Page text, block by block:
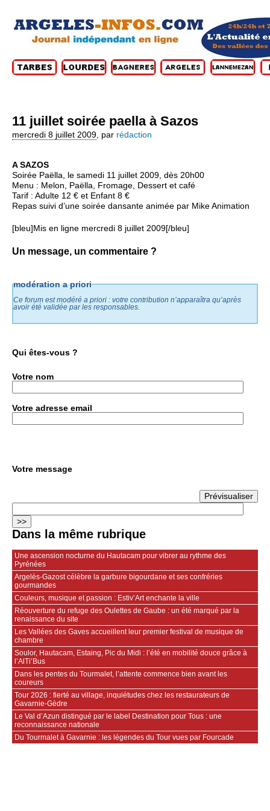
11 juillet soirée paella à Sazos
mercredi 8 juillet 2009 par rédaction
A SAZOS
Soirée Paëlla, le samedi 11 juillet 2009, dès 20h00
Menu : Melon, Paëlla, Fromage, Dessert et café
Tarif : Adulte 12 € et Enfant 8 €
Repas suivi d’une soirée dansante animée par Mike Animation
[bleu]Mis en ligne mercredi 8 juillet 2009[/bleu]
Un message, un commentaire ?
modération a priori
Ce forum est modéré a priori : votre contribution n’apparaîtra qu’après
avoir été validée par les responsables.
Qui êtes-vous ?
Votre nom
Votre adresse email
Votre message
Dans la même rubrique
Une ascension nocturne du Hautacam pour vibrer au rythme des
Pyrénées
Argelès-Gazost célèbre la garbure bigourdane et ses confréries
gourmandes
Couleurs, musique et passion : Estiv’Art enchante la ville
Réouverture du refuge des Oulettes de Gaube : un été marqué par la
renaissance du site
Les Vallées des Gaves accueillent leur premier festival de musique de
chambre
Soulor, Hautacam, Estaing, Pic du Midi : l’été en mobilité douce grâce à
l’AlTi’Bus
Dans les pentes du Tourmalet, l’attente commence bien avant les
coureurs
Tour 2026 : fierté au village, inquiétudes chez les restaurateurs de
Gavarnie‑Gèdre
Le Val d’Azun distingué par le label Destination pour Tous : une
reconnaissance nationale
Du Tourmalet à Gavarnie : les légendes du Tour vues par Fourcade